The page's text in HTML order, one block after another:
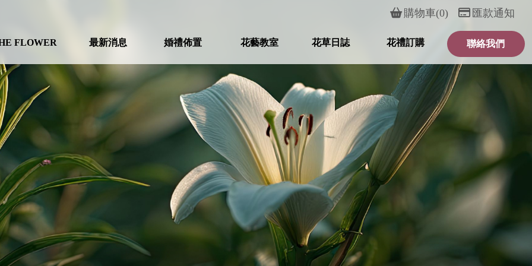
購物車(0) 匯款通知
FLOWER
ABOUT
最新消息
NEWS
婚禮佈置
WEDDING
花藝教室
COURSE
花草日誌
BLOG
花禮訂購
PRODUCT
聯絡我們
CONTACT